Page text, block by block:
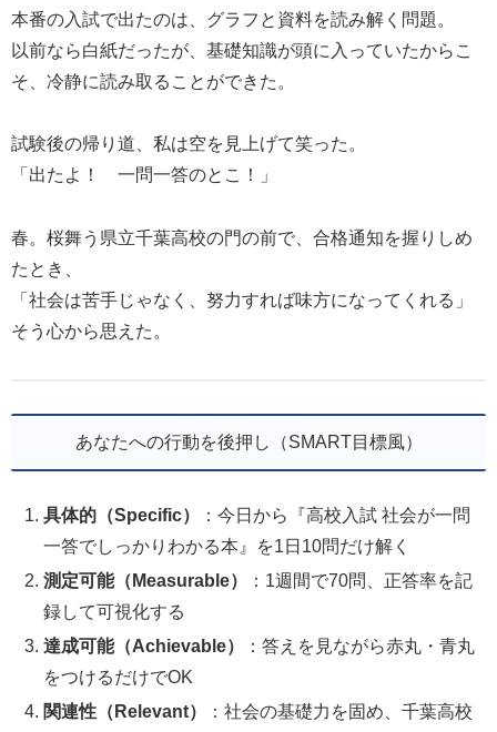
本番の入試で出たのは、グラフと資料を読み解く問題。
以前なら白紙だったが、基礎知識が頭に入っていたからこ
そ、冷静に読み取ることができた。
試験後の帰り道、私は空を見上げて笑った。
「出たよ！ 一問一答のとこ！」
春。桜舞う県立千葉高校の門の前で、合格通知を握りしめ
たとき、
「社会は苦手じゃなく、努力すれば味方になってくれる」
そう心から思えた。
あなたへの行動を後押し（SMART目標風）
具体的（Specific）
：今日から『高校入試 社会が一問
一答でしっかりわかる本』を1日10問だけ解く
測定可能（Measurable）
：1週間で70問、正答率を記
録して可視化する
達成可能（Achievable）
：答えを見ながら赤丸・青丸
をつけるだけでOK
関連性（Relevant）
：社会の基礎力を固め、千葉高校